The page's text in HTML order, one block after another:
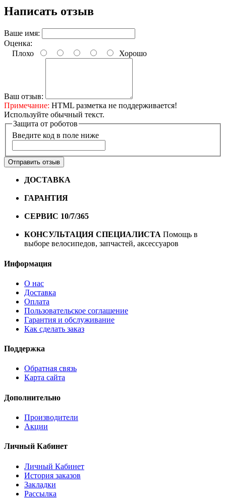
Написать отзыв
Ваше имя:
Оценка:
Плохо
Хорошо
Ваш отзыв:
Примечание: HTML разметка не поддерживается!
Используйте обычный текст.
Защита от роботов
Введите код в поле ниже
Отправить отзыв
ДОСТАВКА
ГАРАНТИЯ
СЕРВИС 10/7/365
КОНСУЛЬТАЦИЯ СПЕЦИАЛИСТА Помощь в
выборе велосипедов, запчастей, аксессуаров
Информация
О нас
Доставка
Оплата
Пользовательское соглашение
Гарантия и обслуживание
Как сделать заказ
Поддержка
Обратная связь
Карта сайта
Дополнительно
Производители
Акции
Личный Кабинет
Личный Кабинет
История заказов
Закладки
Рассылка